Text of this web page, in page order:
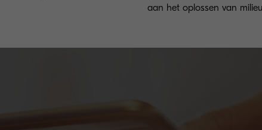
aan het oplossen van